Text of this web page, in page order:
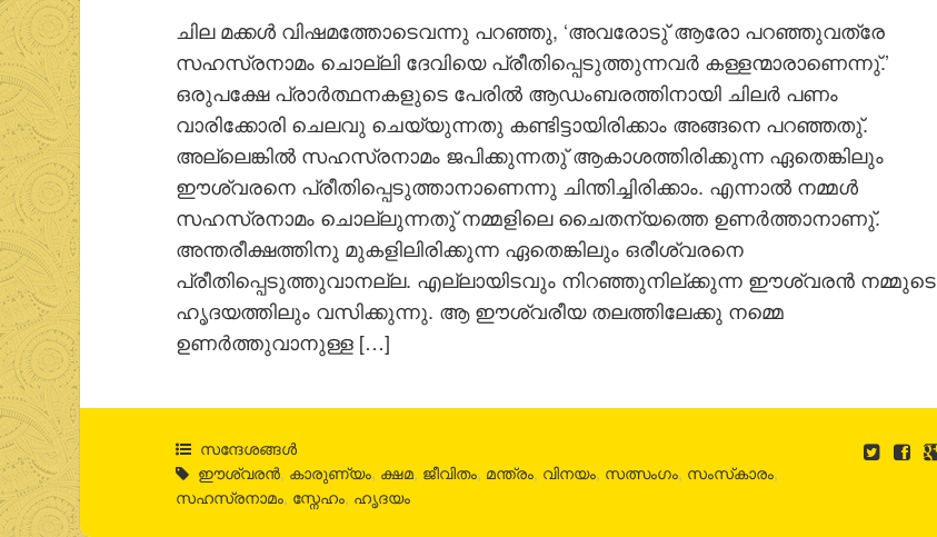
ചില മക്കള്‍ വിഷമത്തോടെവന്നു പറഞ്ഞു, ‘അവരോടു് ആരോ പറഞ്ഞുവത്രേ
സഹസ്രനാമം ചൊല്ലി ദേവിയെ പ്രീതിപ്പെടുത്തുന്നവര്‍ കള്ളന്മാരാണെന്നു്.’
ഒരുപക്ഷേ പ്രാര്‍ത്ഥനകളുടെ പേരില്‍ ആഡംബരത്തിനായി ചിലര്‍ പണം
വാരിക്കോരി ചെലവു ചെയ്യുന്നതു കണ്ടിട്ടായിരിക്കാം അങ്ങനെ പറഞ്ഞതു്.
അല്ലെങ്കില്‍ സഹസ്രനാമം ജപിക്കുന്നതു് ആകാശത്തിരിക്കുന്ന ഏതെങ്കിലും
ഈശ്വരനെ പ്രീതിപ്പെടുത്താനാണെന്നു ചിന്തിച്ചിരിക്കാം. എന്നാല്‍ നമ്മള്‍
സഹസ്രനാമം ചൊല്ലുന്നതു് നമ്മളിലെ ചൈതന്യത്തെ ഉണര്‍ത്താനാണു്.
അന്തരീക്ഷത്തിനു മുകളിലിരിക്കുന്ന ഏതെങ്കിലും ഒരീശ്വരനെ
പ്രീതിപ്പെടുത്തുവാനല്ല. എല്ലായിടവും നിറഞ്ഞുനില്ക്കുന്ന ഈശ്വരന്‍ നമ്മുടെ
ഹൃദയത്തിലും വസിക്കുന്നു. ആ ഈശ്വരീയ തലത്തിലേക്കു നമ്മെ
ഉണര്‍ത്തുവാനുള്ള […]
സന്ദേശങ്ങൾ
ഈശ്വരന്‍, കാരുണ്യം, ക്ഷമ, ജീവിതം, മന്ത്രം, വിനയം, സത്സംഗം, സംസ്‌കാരം,
സഹസ്രനാമം, സ്നേഹം, ഹൃദയം